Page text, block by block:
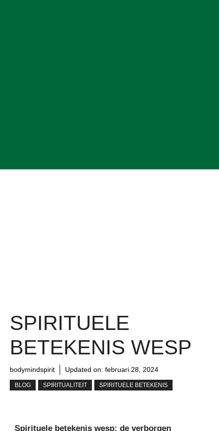
SPIRITUELE
BETEKENIS WESP
bodymindspirit Updated on: februari 28, 2024
BLOG SPIRITUALITEIT SPIRITUELE BETEKENIS
Spirituele betekenis wesp: de verborgen